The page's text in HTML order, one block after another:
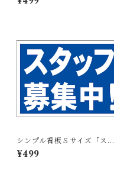
シンプル看板Ｓサイズ「スタ
ッフ募集中」【工場・現場】
屋外可
¥499